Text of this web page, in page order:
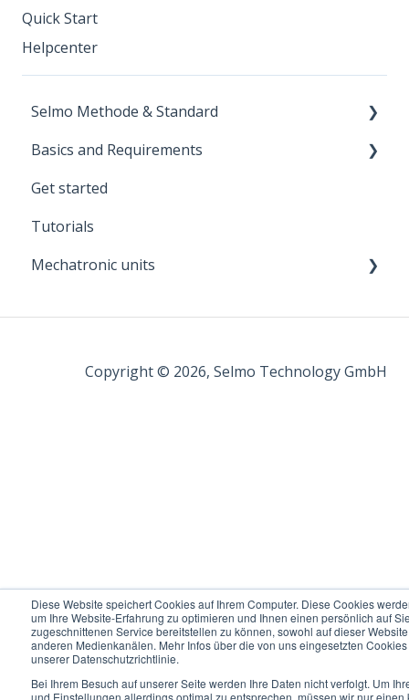
Diese Website speichert Cookies auf Ihrem Computer. Diese Cookies
um Ihre Website-Erfahrung zu optimieren und Ihnen einen persönlich auf
zugeschnittenen Service bereitstellen zu können, sowohl auf dieser
anderen Medienkanälen. Mehr Infos über die von uns eingesetzten
unserer Datenschutzrichtlinie.
Bei Ihrem Besuch auf unserer Seite werden Ihre Daten nicht verfolgt. Um
und Einstellungen allerdings optimal zu entsprechen, müssen wir nur einen
Quick Start
Helpcenter
Selmo Methode & Standard
Overview & Basic Principles
PTF – Process · Technology · Function
Process model & Selmo standard
Lifecycle: Engineering to operation
Basics and Requirements
The first steps on the way to the Selmo
Get started
Tutorials
Mechatronic units
Drive technology
Copyright © 2026, Selmo Technology GmbH